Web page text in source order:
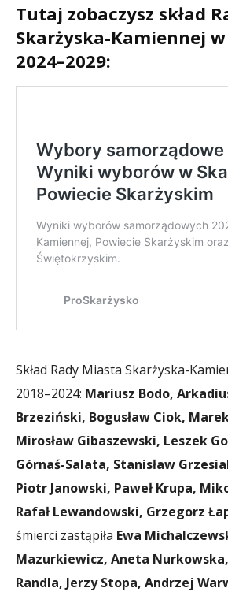
Tutaj zobaczysz skład
Skarżyska-Kamiennej
2024–2029:
Skład Rady Miasta Skarżyska-
2018–2024: Mariusz Bodo,
Brzeziński, Bogusław Ciok,
Mirosław Gibaszewski, Leszek
Górnaś-Salata, Stanisław
Piotr Janowski, Paweł Krupa,
Rafał Lewandowski, Grzegorz
śmierci zastąpiła Ewa
Mazurkiewicz, Aneta
Randla, Jerzy Stopa, Andrzej